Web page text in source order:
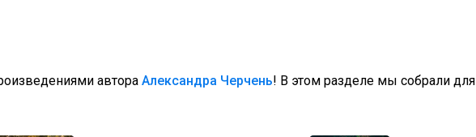
автора Александра Черчень! В этом разделе мы собрали для